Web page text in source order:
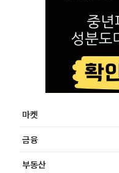
마켓
금융
부동산